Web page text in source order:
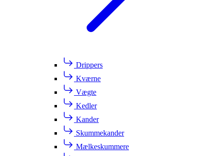
Drippers
Kværne
Vægte
Kedler
Kander
Skummekander
Mælkeskummere